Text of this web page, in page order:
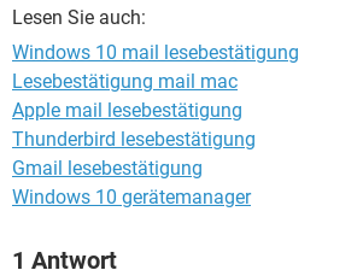
Lesen Sie auch:
Windows 10 mail lesebestätigung
Lesebestätigung mail mac
Apple mail lesebestätigung
Thunderbird lesebestätigung
Gmail lesebestätigung
Windows 10 gerätemanager
1 Antwort